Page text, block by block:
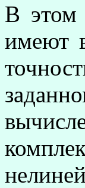
В этом
имеют